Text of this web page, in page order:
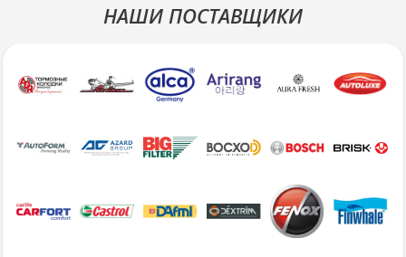
НАШИ ПОСТАВЩИКИ